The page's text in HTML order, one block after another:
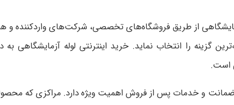
از طریق فروشگاه‌های تخصصی، شرکت‌های واردکننده
گزینه را انتخاب نماید. خرید اینترنتی لوله
است.
و خدمات پس از فروش اهمیت ویژه دارد. مراکزی که